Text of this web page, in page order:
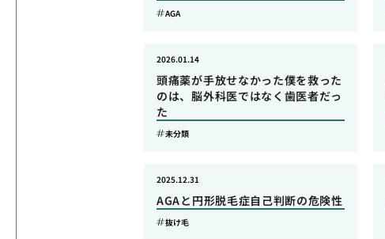
AGA
頭痛薬が手放せなかった僕を救った
のは、脳外科医ではなく歯医者だっ
た
2026.01.14
未分類
AGAと円形脱毛症自己判断の危険性
2025.12.31
抜け毛